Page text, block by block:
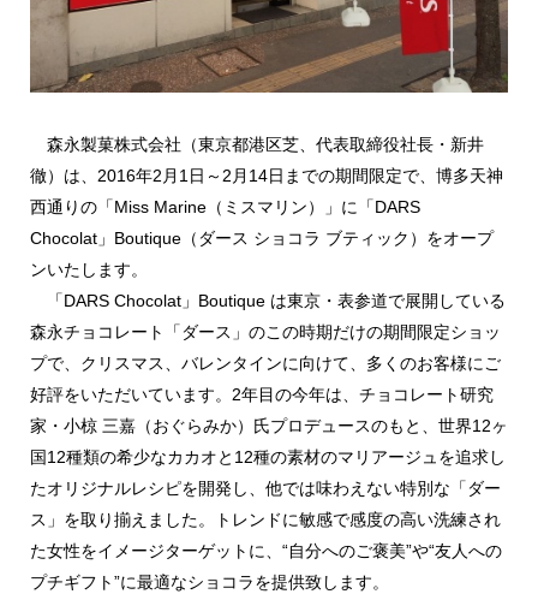
森永製菓株式会社（東京都港区芝、代表取締役社長・新井
徹）は、2016年2月1日～2月14日までの期間限定で、博多天神
西通りの「Miss Marine（ミスマリン）」に「DARS
Chocolat」Boutique（ダース ショコラ ブティック）をオープ
ンいたします。
「DARS Chocolat」Boutique は東京・表参道で展開している
森永チョコレート「ダース」のこの時期だけの期間限定ショッ
プで、クリスマス、バレンタインに向けて、多くのお客様にご
好評をいただいています。2年目の今年は、チョコレート研究
家・小椋 三嘉（おぐらみか）氏プロデュースのもと、世界12ヶ
国12種類の希少なカカオと12種の素材のマリアージュを追求し
たオリジナルレシピを開発し、他では味わえない特別な「ダー
ス」を取り揃えました。トレンドに敏感で感度の高い洗練され
た女性をイメージターゲットに、“自分へのご褒美”や“友人への
プチギフト”に最適なショコラを提供致します。